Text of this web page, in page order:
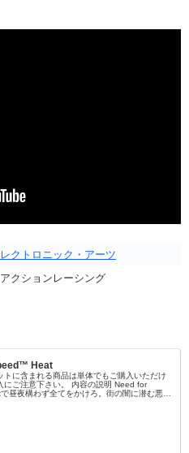
クトロニック・アーツ
アクションレーシング
Heat
に含まれる商品は単体でもご購入いただけ
にご注意下さい。 内容の説明 Need for
昼夜構わず全てをかけろ。街の闇に潜む悪党